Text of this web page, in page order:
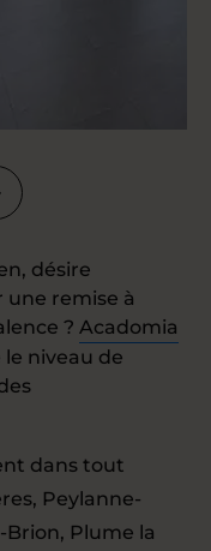
désire
remise à
? Acadomia
niveau de
dans tout
Peylanne-
Plume la